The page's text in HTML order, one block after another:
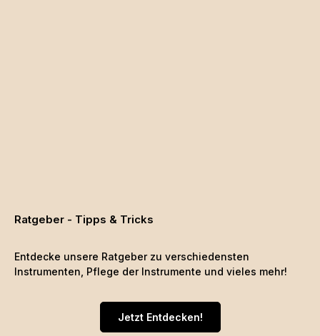
Ratgeber - Tipps & Tricks
Entdecke unsere Ratgeber zu verschiedensten
Instrumenten, Pflege der Instrumente und vieles mehr!
Jetzt Entdecken!